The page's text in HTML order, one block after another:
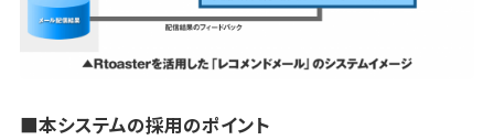
■本システムの採用のポイント